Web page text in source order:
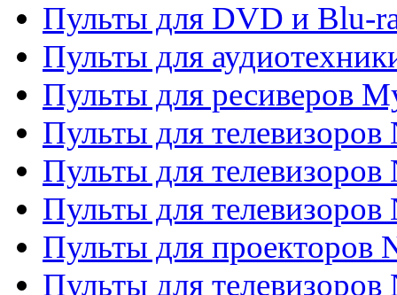
Пульты для DVD и Blu-
Пульты для
Пульты для ресиверов
Пульты для телевизоров
Пульты для телевизоров
Пульты для телевизоров
Пульты для проекторов
Пульты для телевизоров